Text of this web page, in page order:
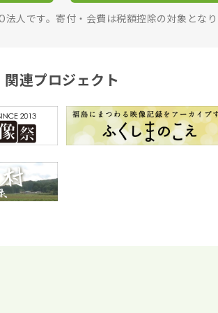
人です。寄付・会費は税額控除の対象とな
関連プロジェクト